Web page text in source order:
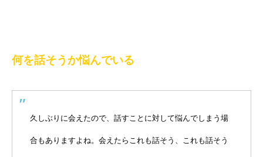
何を話そうか悩んでいる
久しぶりに会えたので、話すことに対して悩んでしまう場
合もありますよね。会えたらこれも話そう、これも話そう